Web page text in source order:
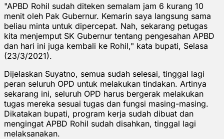
"APBD Rohil sudah diteken semalam jam 6 kurang 10
menit oleh Pak Gubernur. Kemarin saya langsung sama
beliau minta untuk dipercepat. Nah, sekarang petugas
kita menjemput SK Gubernur tentang pengesahan APBD
dan hari ini juga kembali ke Rohil," kata bupati, Selasa
(23/3/2021).
Dijelaskan Suyatno, semua sudah selesai, tinggal lagi
peran seluruh OPD untuk melakukan tindakan. Artinya
sekarang ini, seluruh OPD harus bergerak melakukan
tugas mereka sesuai tugas dan fungsi masing-masing.
Dikatakan bupati, program kerja sudah dibuat dan
mengingat APBD Rohil sudah disahkan, tinggal lagi
melaksanakan.